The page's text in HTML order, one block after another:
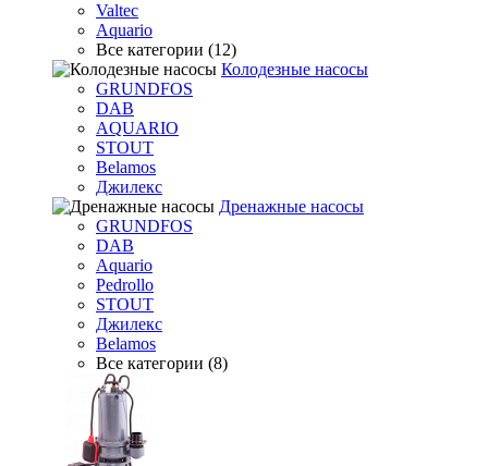
Valtec
Aquario
Все категории (12)
Колодезные насосы
GRUNDFOS
DAB
AQUARIO
STOUT
Belamos
Джилекс
Дренажные насосы
GRUNDFOS
DAB
Aquario
Pedrollo
STOUT
Джилекс
Belamos
Все категории (8)